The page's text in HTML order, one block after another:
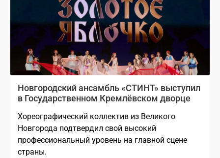
Новгородский ансамбль «СТИНТ» выступил
в Государственном Кремлёвском дворце
Хореографический коллектив из Великого
Новгорода подтвердил свой высокий
профессиональный уровень на главной сцене
страны.